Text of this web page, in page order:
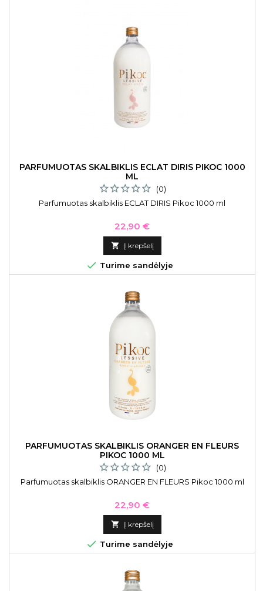
PARFUMUOTAS SKALBIKLIS ECLAT DIRIS PIKOC 1000
ML
(0)
Parfumuotas skalbiklis ECLAT DIRIS Pikoc 1000 ml
Kaina
22,90 €
 Į krepšelį
 Turime sandėlyje
PARFUMUOTAS SKALBIKLIS ORANGER EN FLEURS
PIKOC 1000 ML
(0)
Parfumuotas skalbiklis ORANGER EN FLEURS Pikoc 1000 ml
Kaina
22,90 €
 Į krepšelį
 Turime sandėlyje